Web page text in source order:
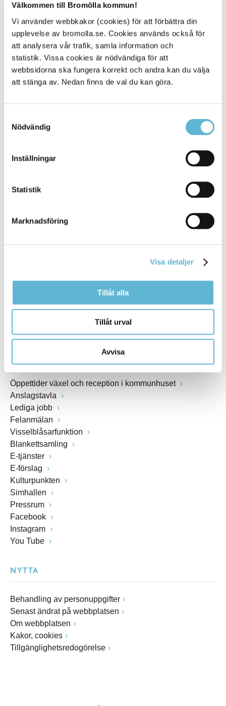
Välkommen till Bromölla kommun!
Vi använder webbkakor (cookies) för att förbättra din
upplevelse av bromolla.se. Cookies används också för
att analysera vår trafik, samla information och
statistik. Vissa cookies är nödvändiga för att
webbsidorna ska fungera korrekt och andra kan du välja
att stänga av. Nedan finns de val du kan göra.
Nödvändig
Inställningar
Statistik
Marknadsföring
Visa detaljer
Tillåt alla
Tillåt urval
Avvisa
500
Alla platser
KONTAKT
Besöksadress
Postadress
Box 18, 295 21 Bromölla
Fax: 0456-82 22 00
Öppettider växel och reception i kommunhuset
Anslagstavla
Lediga jobb
Felanmälan
Visselblåsarfunktion
Blankettsamling
E-tjänster
E-förslag
Kulturpunkten
Simhallen
Pressrum
Facebook
Instagram
You Tube
NYTTA
Behandling av personuppgifter
Senast ändrat på webbplatsen
Om webbplatsen
Kakor, cookies
Tillgänglighetsredogörelse